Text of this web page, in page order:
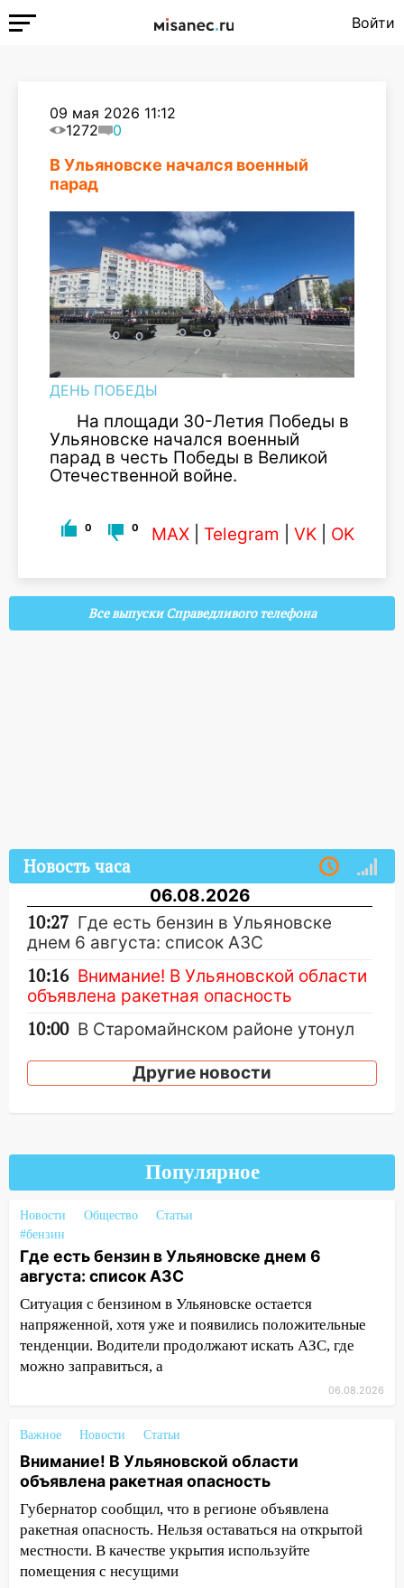
Войти
09 мая 2026 11:12
1272
0
В Ульяновске начался военный
парад
ДЕНЬ ПОБЕДЫ
На площади 30-Летия Победы в
Ульяновске начался военный
парад в честь Победы в Великой
Отечественной войне.
0 0 MAX Telegram VK OK
Все выпуски Справедливого телефона
Новость часа
06.08.2026
10:27 Где есть бензин в Ульяновске
днем 6 августа: список АЗС
10:16 Внимание! В Ульяновской области
объявлена ракетная опасность
10:00 В Старомайнском районе утонул
09:50 В Ульяновске черный коршун
юному велосипедисту на улице
Чернышевского
08:21
В Заволжском районе украли два
велосипеда
07:18 В Ульяновск идет
тридцатиградусная жара: какая будет
погода в четверг
06:00 Четыре года борьбы: ульяновские
юристы помогли женщине засудить УК
за плесень на стенах
прибыль, а кому — испытания на
05.08.2026
22:58 Соцсети: на проспекте Тюленева
ДТП с мотоциклистом
20:22 Мошенники обманули 92-летнюю
жительницу Ульяновской области
Другие новости
Популярное
Новости Общество
Статьи
#бензин
Где есть бензин в Ульяновске днем 6
августа: список АЗС
Ситуация с бензином в Ульяновске остается
напряженной, хотя уже и появились положительные
тенденции. Водители продолжают искать АЗС, где
можно заправиться, а
06.08.2026
Важное Новости Статьи
Внимание! В Ульяновской области
объявлена ракетная опасность
Губернатор сообщил, что в регионе объявлена
ракетная опасность. Нельзя оставаться на открытой
местности. В качестве укрытия используйте
помещения с несущими